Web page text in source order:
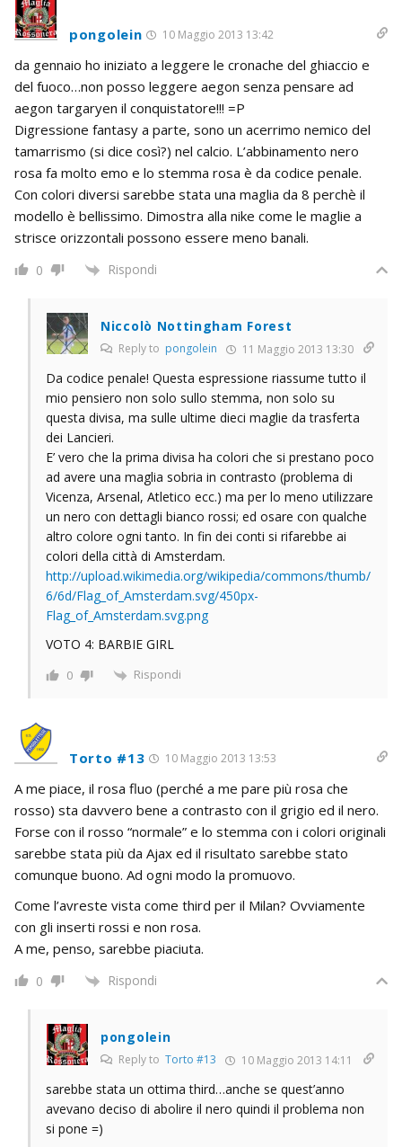
pongolein 10 Maggio 2013 13:42
da gennaio ho iniziato a leggere le cronache del ghiaccio e
del fuoco…non posso leggere aegon senza pensare ad
aegon targaryen il conquistatore!!! =P
Digressione fantasy a parte, sono un acerrimo nemico del
tamarrismo (si dice così?) nel calcio. L’abbinamento nero
rosa fa molto emo e lo stemma rosa è da codice penale.
Con colori diversi sarebbe stata una maglia da 8 perchè il
modello è bellissimo. Dimostra alla nike come le maglie a
strisce orizzontali possono essere meno banali.
0 Rispondi
Niccolò Nottingham Forest
Reply to pongolein 11 Maggio 2013 13:30
Da codice penale! Questa espressione riassume tutto il
mio pensiero non solo sullo stemma, non solo su
questa divisa, ma sulle ultime dieci maglie da trasferta
dei Lancieri.
E’ vero che la prima divisa ha colori che si prestano poco
ad avere una maglia sobria in contrasto (problema di
Vicenza, Arsenal, Atletico ecc.) ma per lo meno utilizzare
un nero con dettagli bianco rossi; ed osare con qualche
altro colore ogni tanto. In fin dei conti si rifarebbe ai
colori della città di Amsterdam.
http://upload.wikimedia.org/wikipedia/commons/thumb/
6/6d/Flag_of_Amsterdam.svg/450px-
Flag_of_Amsterdam.svg.png
VOTO 4: BARBIE GIRL
0 Rispondi
Torto #13 10 Maggio 2013 13:53
A me piace, il rosa fluo (perché a me pare più rosa che
rosso) sta davvero bene a contrasto con il grigio ed il nero.
Forse con il rosso “normale” e lo stemma con i colori originali
sarebbe stata più da Ajax ed il risultato sarebbe stato
comunque buono. Ad ogni modo la promuovo.
Come l’avreste vista come third per il Milan? Ovviamente
con gli inserti rossi e non rosa.
A me, penso, sarebbe piaciuta.
0 Rispondi
pongolein
Reply to Torto #13 10 Maggio 2013 14:11
sarebbe stata un ottima third…anche se quest’anno
avevano deciso di abolire il nero quindi il problema non
si pone =)